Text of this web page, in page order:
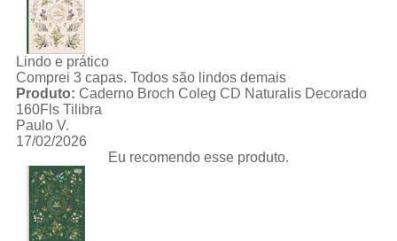
Lindo e prático
Comprei 3 capas. Todos são lindos demais
Produto: Caderno Broch Coleg CD Naturalis Decorado
160Fls Tilibra
Paulo V.
17/02/2026
Eu recomendo esse produto.